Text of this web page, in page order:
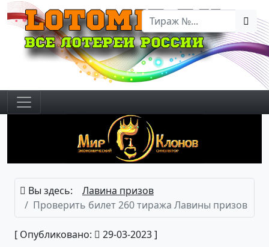
Вы здесь:
Лавина призов
Проверить билет 260 тиража Лавины призов
[ Опубликовано: 29-03-2023 ]